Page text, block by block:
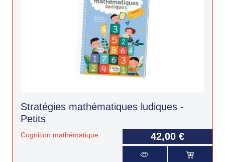
Stratégies mathématiques ludiques -
Petits
Cognition mathématique 42,00 €